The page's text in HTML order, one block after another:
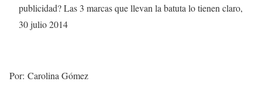
publicidad? Las 3 marcas que llevan la batuta lo tienen claro,
30 julio 2014
Por: Carolina Gómez